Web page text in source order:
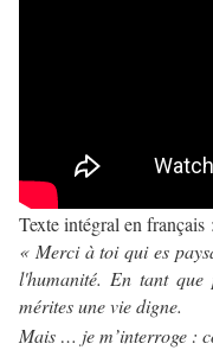
Texte intégral en français :
« Merci à toi qui es
l'humanité. En tant
mérites une vie digne.
Mais … je m’interroge :